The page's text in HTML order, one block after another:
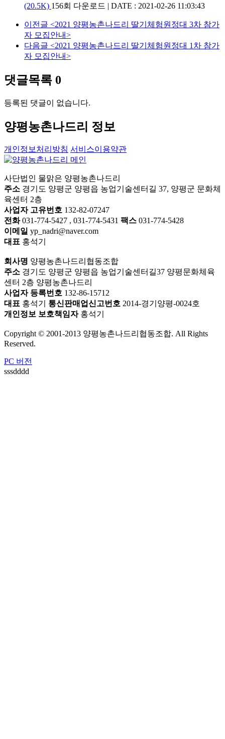
(20.5K) 156회 다운로드 | DATE : 2021-02-26 11:03:43
이전글 <2021 양평농촌나드리 딸기체험원정대 3차 참가
자 모집안내>
다음글 <2021 양평농촌나드리 딸기체험원정대 1차 참가
자 모집안내>
댓글목록 0
등록된 댓글이 없습니다.
양평농촌나드리 정보
개인정보처리방침 서비스이용약관
사단법인 물맑은 양평농촌나드리
주소 경기도 양평군 양평읍 농업기술센터길 37, 양평군 문화체
육센터 2층
사업자 고유번호 132-82-07247
전화031-774-5427 , 031-774-5431 팩스 031-774-5428
이메일 yp_nadri@naver.com
대표 홍석기
회사명 양평농촌나드리협동조합
주소 경기도 양평군 양평읍 농업기술센터길37 양평문화체육
센터 2층 양평농촌나드리
사업자 등록번호 132-86-15712
대표 홍석기 통신판매업신고번호 2014-경기양평-0024호
개인정보 보호책임자홍석기
Copyright © 2001-2013 양평농촌나드리협동조합. All Rights
Reserved.
PC 버전
sssdddd